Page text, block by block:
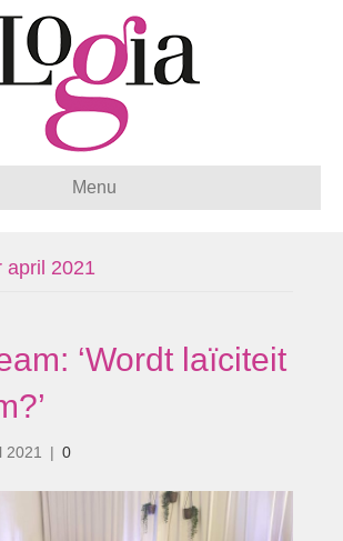
Menu
april 2021
‘Wordt laïciteit
2021 | 0